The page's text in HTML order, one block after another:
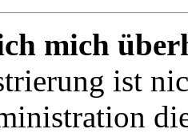
mich
ist